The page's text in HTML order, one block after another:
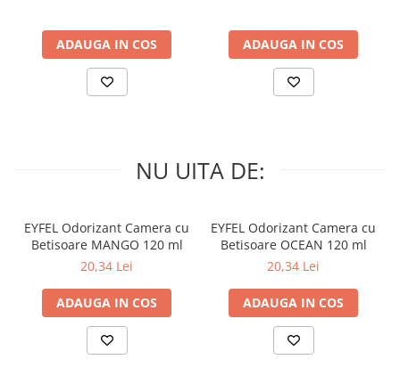
ADAUGA IN COS ADAUGA IN COS
NU UITA DE:
EYFEL Odorizant Camera cu
Betisoare MANGO 120 ml
20,34 Lei
ADAUGA IN COS
EYFEL Odorizant Camera cu
Betisoare OCEAN 120 ml
20,34 Lei
ADAUGA IN COS